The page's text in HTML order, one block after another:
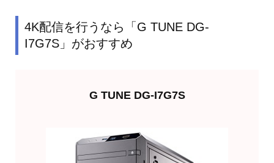
4K配信を行うなら「G TUNE DG-
I7G7S」がおすすめ
G TUNE DG-I7G7S